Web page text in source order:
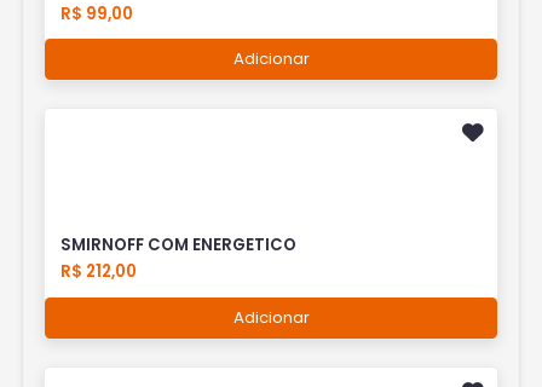
R$ 99,00
Adicionar
SMIRNOFF COM ENERGETICO
R$ 212,00
Adicionar